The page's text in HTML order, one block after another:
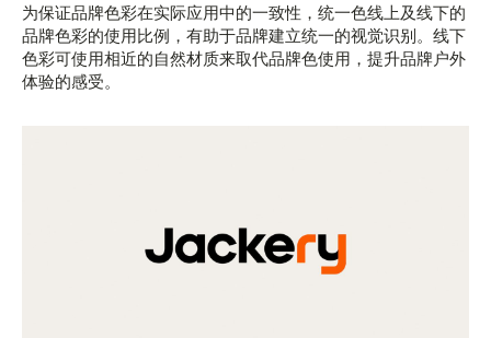
为保证品牌色彩在实际应用中的一致性，统一色线上及线下的
品牌色彩的使用比例，有助于品牌建立统一的视觉识别。线下
色彩可使用相近的自然材质来取代品牌色使用，提升品牌户外
体验的感受。